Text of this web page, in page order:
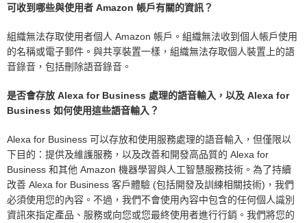
可收到哪些與使用者 Amazon 帳戶有關的資訊？
組織無法存取使用者個人 Amazon 帳戶。組織無法收到個人帳戶使用
的名稱或電子郵件。與共享裝置一樣，組織無法存取個人裝置上的語
音錄音，包括刪除語音錄音。
是否會存放 Alexa for Business 處理的語音輸入，以及 Alexa for
Business 如何使用這些語音輸入？
Alexa for Business 可以存放和使用服務處理的語音輸入，但僅限以
下目的：提供及維護服務，以及改善和開發高品質的 Alexa for
Business 和其他 Amazon 機器學習與人工智慧服務技術。為了持續
改善 Alexa for Business 客戶體驗 (包括開發及訓練相關技術)，我們
必須使用您的內容。不過，我們不會使用內容中包含的任何個人識別
資訊來指定產品、服務或向您或您最終使用者進行行銷。我們將您的